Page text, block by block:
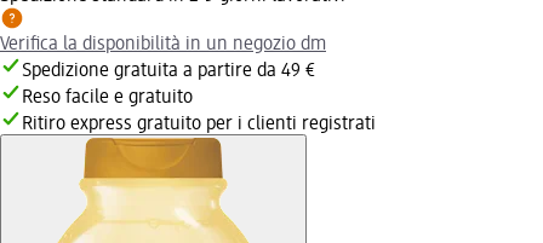
Verifica la disponibilità in un negozio dm
Spedizione gratuita a partire da 49 €
Reso facile e gratuito
Ritiro express gratuito per i clienti registrati